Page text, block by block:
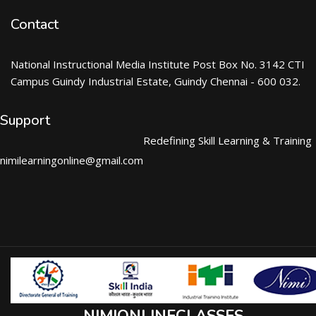
Contact
National Instructional Media Institute Post Box No. 3142 CTI
Campus Guindy Industrial Estate, Guindy Chennai - 600 032.
Support
nimilearningonline@gmail.com
Redefining Skill Learning & Training